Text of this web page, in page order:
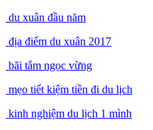
du xuân đầu năm
địa điểm du xuân 2017
bãi tắm ngọc vừng
mẹo tiết kiệm tiền đi du lịch
kinh nghiệm du lịch 1 mình